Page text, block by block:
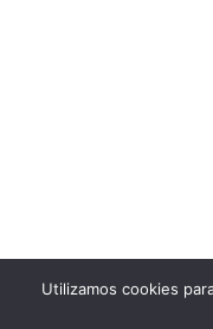
Utilizamos cookies